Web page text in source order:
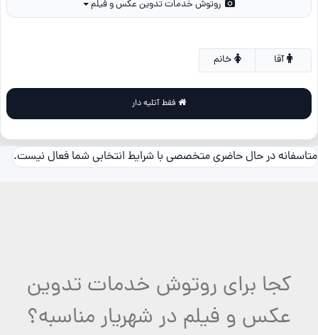
خانم
متاسفانه در حال حاضری متخصصی با شرایط انتخابی شما فعال نیست.
کجا برای روتوش خدمات تدوین
عکس و فیلم در شهریار مناسبه؟